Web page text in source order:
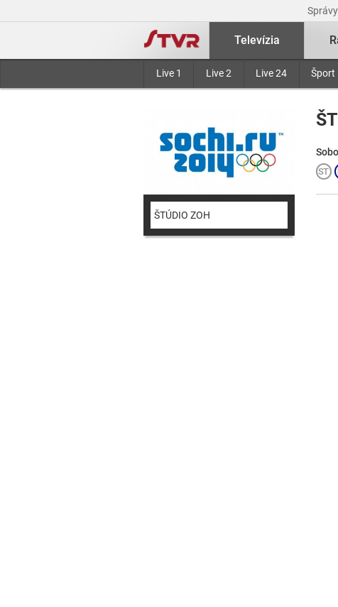
Televízia
Live 1 Live 2 Live 24 Šport
ŠTÚDIO ZOH